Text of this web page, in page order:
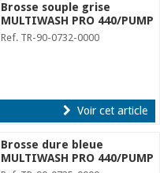
Brosse souple grise
MULTIWASH PRO 440/PUMP
Ref. TR-90-0732-0000
Voir cet article
Brosse dure bleue
MULTIWASH PRO 440/PUMP